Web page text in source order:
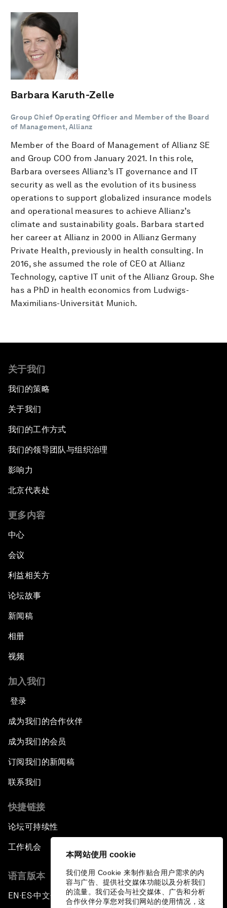
本网站使用 cookie
我们使用 Cookie 来制作贴合用户需求的内
容与广告、提供社交媒体功能以及分析我们
的流量。我们还会与社交媒体、广告和分析
合作伙伴分享您对我们网站的使用情况，这
Barbara Karuth-Zelle
Group Chief Operating Officer and Member of the Board
of Management, Allianz
Member of the Board of Management of Allianz SE
and Group COO from January 2021. In this role,
Barbara oversees Allianz’s IT governance and IT
security as well as the evolution of its business
operations to support globalized insurance models
and operational measures to achieve Allianz’s
climate and sustainability goals. Barbara started
her career at Allianz in 2000 in Allianz Germany
Private Health, previously in health consulting. In
2016, she assumed the role of CEO at Allianz
Technology, captive IT unit of the Allianz Group. She
has a PhD in health economics from Ludwigs-
Maximilians-Universität Munich.
关于我们
我们的策略
关于我们
我们的工作方式
我们的领导团队与组织治理
影响力
北京代表处
更多内容
中心
会议
利益相关方
论坛故事
新闻稿
相册
视频
加入我们
登录
成为我们的合作伙伴
成为我们的会员
订阅我们的新闻稿
联系我们
快捷链接
论坛可持续性
工作机会
语言版本
EN ▪ES▪中文▪ 日本語